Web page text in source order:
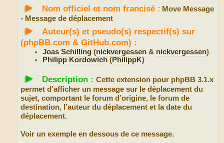
► Nom officiel et nom francisé : Move Message
- Message de déplacement
►
Auteur(s) et pseudo(s) respectif(s) sur
(phpBB.com & GitHub.com) :
Joas Schilling (nickvergessen & nickvergessen)
Philipp Kordowich (PhilippK)
► Description : Cette extension pour phpBB 3.1.x
permet d’afficher un message sur le déplacement du
sujet, comportant le forum d’origine, le forum de
destination, l’auteur du déplacement et la date du
déplacement.
Voir un exemple en dessous de ce message.